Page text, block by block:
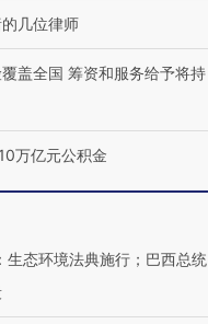
几位律师
盖全国 筹资和服务给予将持
万亿元公积金
生态环境法典施行；巴西总统